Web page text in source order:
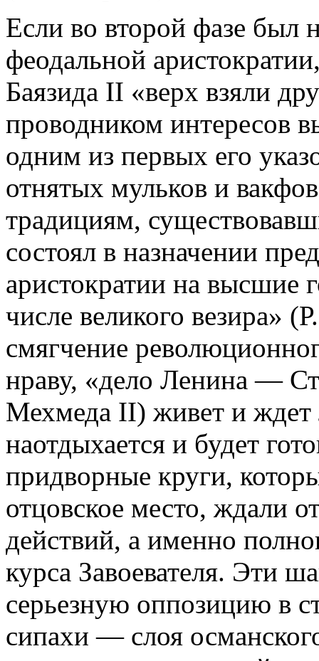
Если во второй фазе был
феодальной
Баязида II «верх взяли
проводником интересов
одним из первых его
отнятых мульков и
традициям,
состоял в назначении
аристократии на высшие
числе великого везира»
смягчение
нраву, «дело Ленина —
Мехмеда II) живет и ждет
наотдыхается и будет
придворные круги,
отцовское место, ждали
действий, а именно
курса Завоевателя. Эти
серьезную оппозицию в
сипахи — слоя